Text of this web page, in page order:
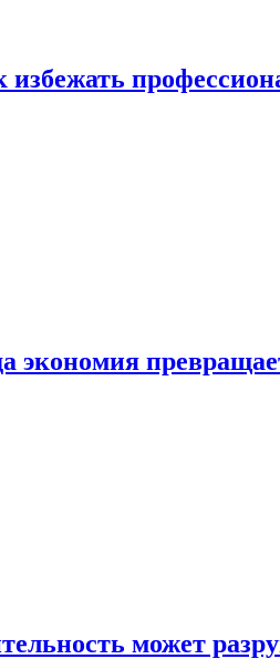
экономия
может